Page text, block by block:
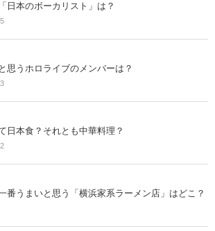
日本のボーカリスト」は？
思うホロライブのメンバーは？
日本食？それとも中華料理？
番うまいと思う「横浜家系ラーメン店」はどこ？